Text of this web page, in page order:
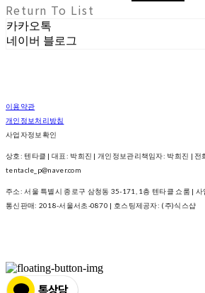
Return To List
카카오톡
네이버 블로그
이용약관
개인정보처리방침
사업자정보확인
상호: 텐타클 | 대표: 박희진 | 개인정보관리책임자: 박희진 |
tentacle_p@naver.com
주소: 서울 특별시 종로구 삼청동 35-171, 1층 텐타클 쇼룸 | 사
통신판매: 2018-서울서초-0870 | 호스팅제공자: (주)식스샵